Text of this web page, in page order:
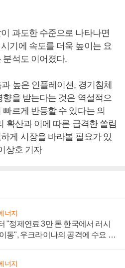
과도한 수준으로 나타나면
기에 속도를 더욱 높이는 요
분석도 이어졌다.
높은 인플레이션, 경기침체
을 받는다는 것은 역설적으
르게 반등할 수 있다는 의
확산과 이에 따른 급격한 쏠림
게 시장을 바라볼 필요가 있
상호 기자
너지
"정제연료 3만 톤 한국에서 러시
동", 우크라이나의 공격에 수요 늘
너지